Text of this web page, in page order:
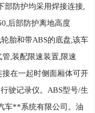
部防护均采用焊接连接,
后部防护离地高度
胎和带ABS的底盘,该车
,装配限速装置,限速
在一起时侧面厢体可开
驶记录仪。ABS型号/生
车**系统有限公司。油